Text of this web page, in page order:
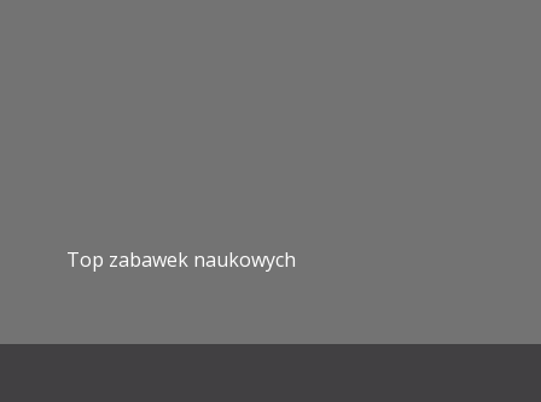
Top zabawek naukowych